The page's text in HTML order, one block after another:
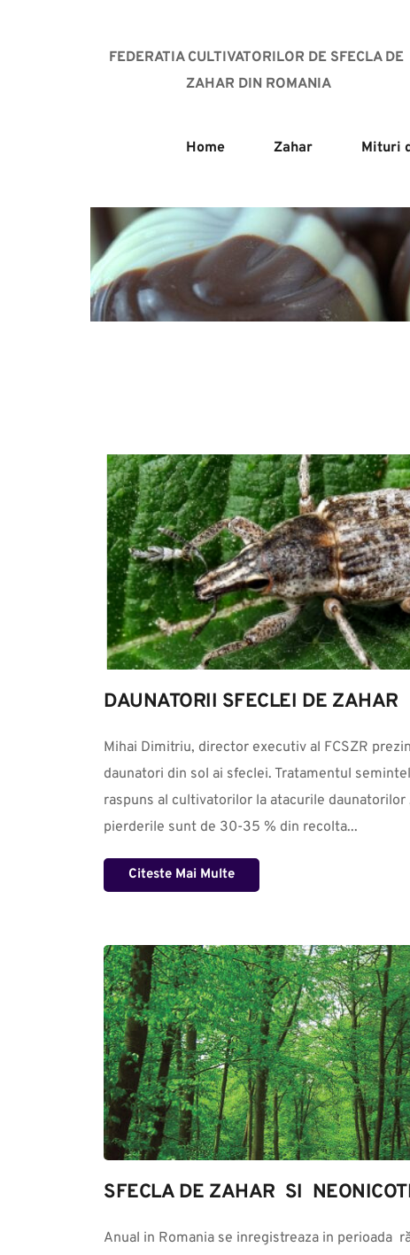
FEDERATIA CULTIVATORILOR DE SFECLA DE
ZAHAR DIN ROMANIA
Home Zahar Mituri
DAUNATORII SFECLEI DE ZAHAR
Mihai Dimitriu, director executiv al FCSZR
daunatori din sol ai sfeclei. Tratamentul
raspuns al cultivatorilor la atacurile daunatorilor
pierderile sunt de 30-35 % din recolta...
Citeste Mai Multe
SFECLA DE ZAHAR  SI
Anual in Romania se inregistreaza in perioada